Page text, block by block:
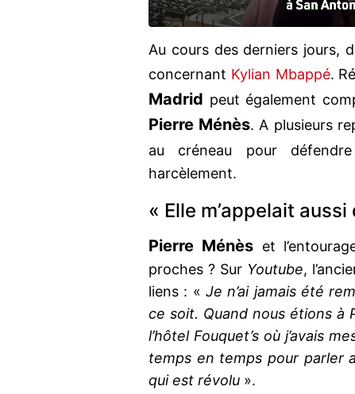
Au cours des derniers jours,
concernant Kylian Mbappé.
Madrid peut également
Pierre Ménès. A plusieurs
au créneau pour
harcèlement.
« Elle m’appelait
Pierre Ménès et
proches ? Sur Youtube,
liens : « Je n’ai jamais été
ce soit. Quand nous étions à
l’hôtel Fouquet’s où j’avais
temps en temps pour parler
qui est révolu ».